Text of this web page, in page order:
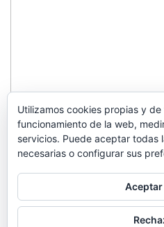
Utilizamos cookies propias y
funcionamiento de la web,
servicios. Puede aceptar todas
necesarias o configurar sus